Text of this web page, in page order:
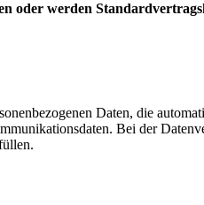
oder werden
Daten, die
Bei der